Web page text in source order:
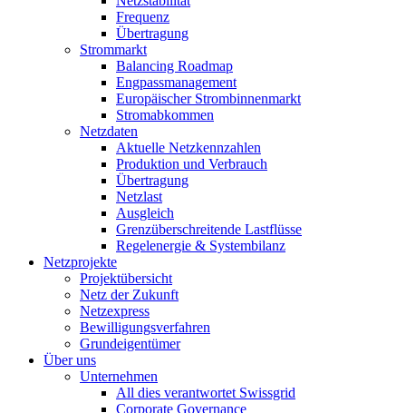
Frequenz
Übertragung
Strommarkt
Balancing Roadmap
Engpassmanagement
Europäischer Strombinnenmarkt
Stromabkommen
Netzdaten
Aktuelle Netzkennzahlen
Produktion und Verbrauch
Übertragung
Netzlast
Ausgleich
Grenzüberschreitende Lastflüsse
Regelenergie & Systembilanz
Netzprojekte
Projektübersicht
Netz der Zukunft
Netzexpress
Bewilligungsverfahren
Grundeigentümer
Über uns
Unternehmen
All dies verantwortet Swissgrid
Corporate Governance